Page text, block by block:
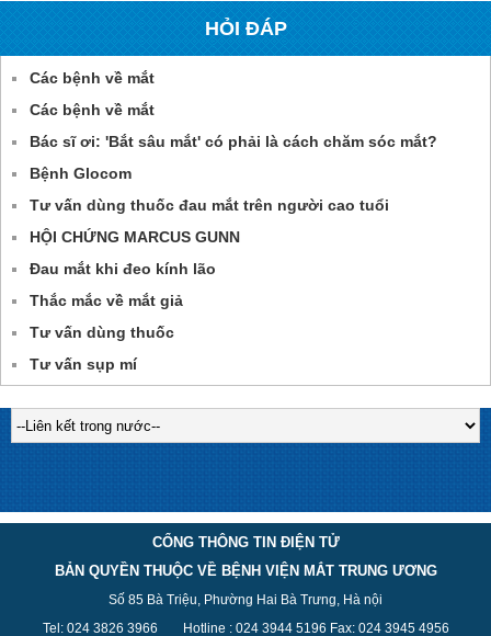
HỎI ĐÁP
Các bệnh về mắt
Các bệnh về mắt
Bác sĩ ơi: 'Bắt sâu mắt' có phải là cách chăm sóc mắt?
Bệnh Glocom
Tư vấn dùng thuốc đau mắt trên người cao tuổi
HỘI CHỨNG MARCUS GUNN
Đau mắt khi đeo kính lão
Thắc mắc về mắt giả
Tư vấn dùng thuốc
Tư vấn sụp mí
CỔNG THÔNG TIN ĐIỆN TỬ
BẢN QUYỀN THUỘC VỀ BỆNH VIỆN MẮT TRUNG ƯƠNG
Số 85 Bà Triệu, Phường Hai Bà Trưng, Hà nội
Tel: 024 3826 3966 Hotline : 024 3944 5196 Fax: 024 3945 4956